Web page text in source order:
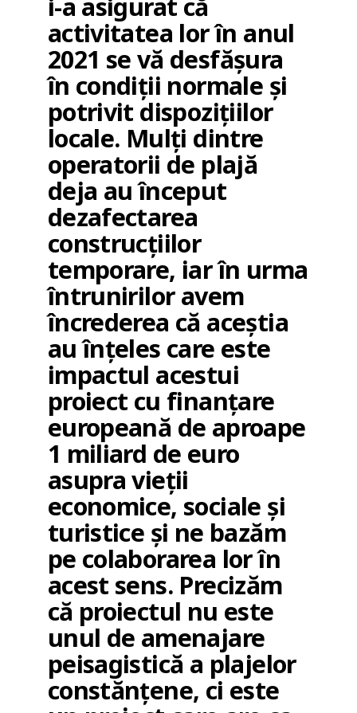
i-a asigurat că
activitatea lor în anul
2021 se vă desfășura
în condiții normale și
potrivit dispozițiilor
locale. Mulți dintre
operatorii de plajă
deja au început
dezafectarea
construcțiilor
temporare, iar în urma
întrunirilor avem
încrederea că aceștia
au înțeles care este
impactul acestui
proiect cu finanțare
europeană de aproape
1 miliard de euro
asupra vieții
economice, sociale și
turistice și ne bazăm
pe colaborarea lor în
acest sens. Precizăm
că proiectul nu este
unul de amenajare
peisagistică a plajelor
constănțene, ci este